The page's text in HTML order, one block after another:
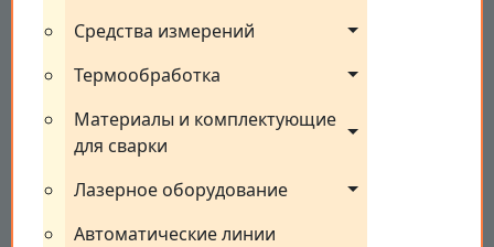
Средства измерений
Термообработка
Материалы и комплектующие
для сварки
Лазерное оборудование
Автоматические линии